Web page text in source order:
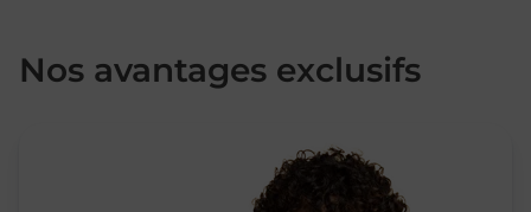
Nos avantages exclusifs